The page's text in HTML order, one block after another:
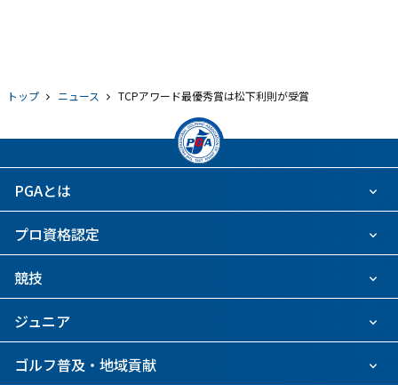
トップ ニュース TCPアワード最優秀賞は松下利則が受賞
PGAとは
プロ資格認定
競技
ジュニア
ゴルフ普及・地域貢献